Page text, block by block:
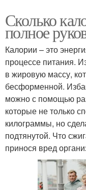
Сколько
полное
Калории – это
процессе питания.
в жировую массу,
бесформенной.
можно с помощью
которые не только
килограммы, но
подтянутой. Что
принося вред